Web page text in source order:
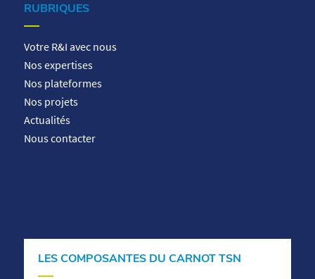
RUBRIQUES
Votre R&I avec nous
Nos expertises
Nos plateformes
Nos projets
Actualités
Nous contacter
LES COMPOSANTES DU CARNOT TSN